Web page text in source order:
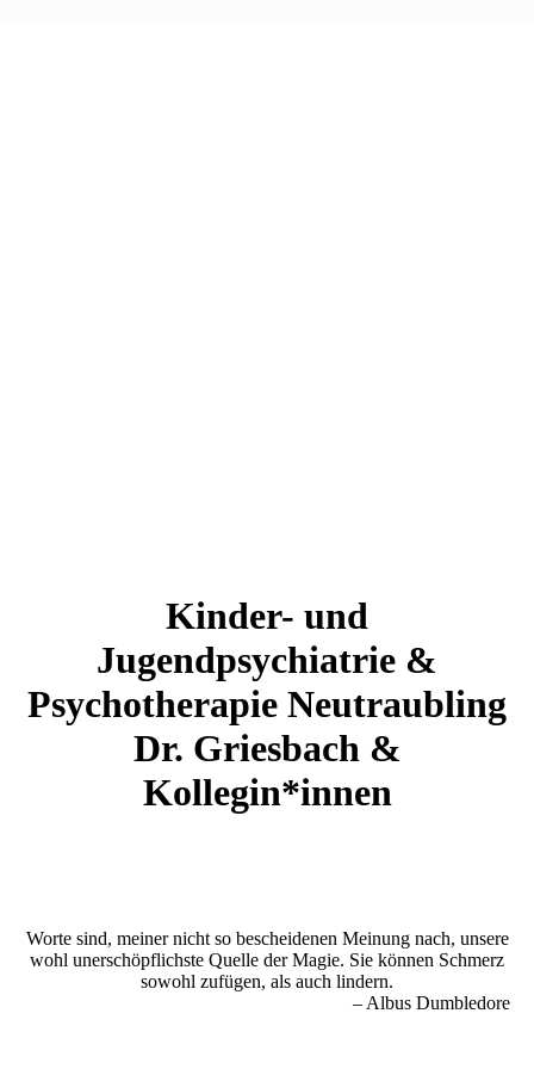
Kinder- und
Jugendpsychiatrie &
Psychotherapie Neutraubling
Dr. Griesbach &
Kollegin*innen
Worte sind, meiner nicht so bescheidenen Meinung nach, unsere
wohl unerschöpflichste Quelle der Magie. Sie können Schmerz
sowohl zufügen, als auch lindern.
– Albus Dumbledore